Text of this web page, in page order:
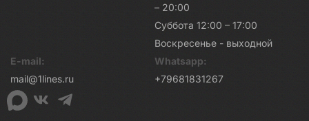
– 20:00
Суббота 12:00 – 17:00
Воскресенье - выходной
E-mail:
mail@1lines.ru
Whatsapp:
+79681831267